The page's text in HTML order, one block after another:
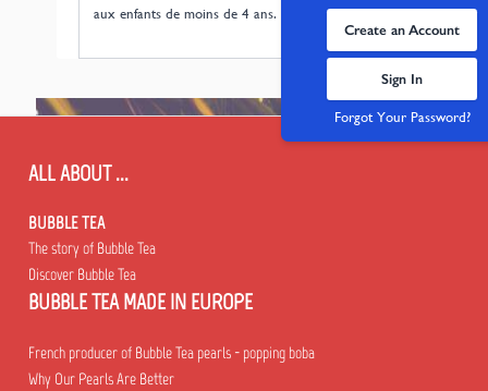
Create an Account
Sign In
Forgot Your Password?
aux enfants de moins de 4 ans.
ALL ABOUT ...
BUBBLE TEA
The story of Bubble Tea
Discover Bubble Tea
BUBBLE TEA MADE IN EUROPE
French producer of Bubble Tea pearls - popping boba
Why Our Pearls Are Better